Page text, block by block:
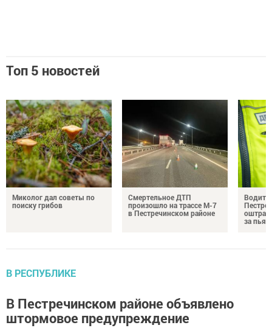
Топ 5 новостей
Миколог дал советы по
поиску грибов
Смертельное ДТП
произошло на трассе М-7
в Пестречинском районе
за
В РЕСПУБЛИКЕ
В Пестречинском районе объявлено
штормовое предупреждение